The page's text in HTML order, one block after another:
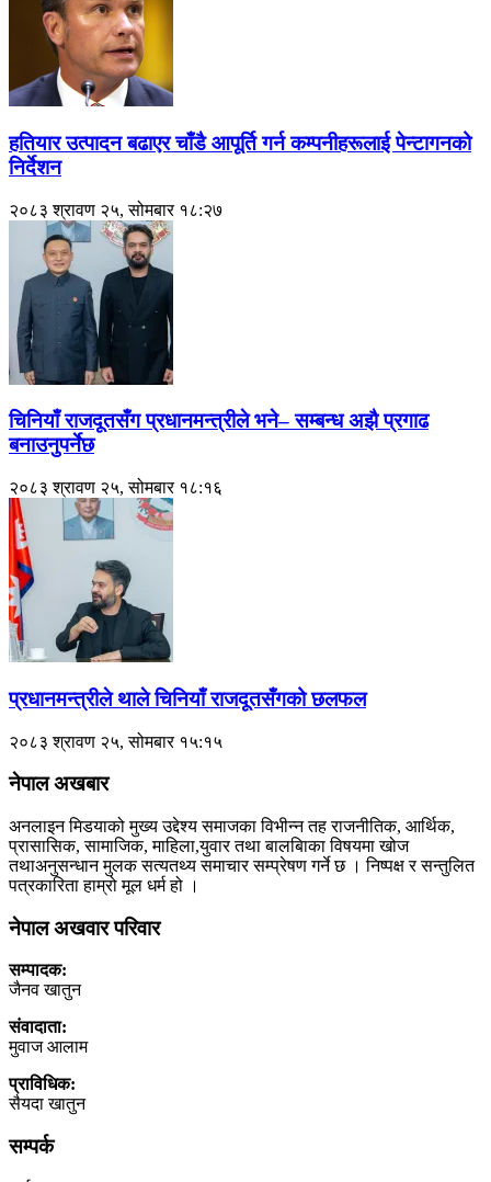
हतियार उत्पादन बढाएर चाँडै आपूर्ति गर्न कम्पनीहरूलाई पेन्टागनको
निर्देशन
२०८३ श्रावण २५, सोमबार १८:२७
चिनियाँ राजदूतसँग प्रधानमन्त्रीले भने– सम्बन्ध अझै प्रगाढ
बनाउनुपर्नेछ
२०८३ श्रावण २५, सोमबार १८:१६
प्रधानमन्त्रीले थाले चिनियाँ राजदूतसँगको छलफल
२०८३ श्रावण २५, सोमबार १५:१५
नेपाल अखबार
अनलाइन मिडयाको मुख्य उद्देश्य समाजका विभीन्न तह राजनीतिक, आर्थिक,
प्रासासिक, सामाजिक, माहिला,युवार तथा बालबािका विषयमा खोज
तथाअनुसन्धान मुलक सत्यतथ्य समाचार सम्प्रेषण गर्ने छ । निष्पक्ष र सन्तुलित
पत्रकारिता हाम्रो मूल धर्म हो ।
नेपाल अखवार परिवार
सम्पादक:
जैनव खातुन
संवादाता:
मुवाज आलाम
प्राविधिक:
सैयदा खातुन
सम्पर्क